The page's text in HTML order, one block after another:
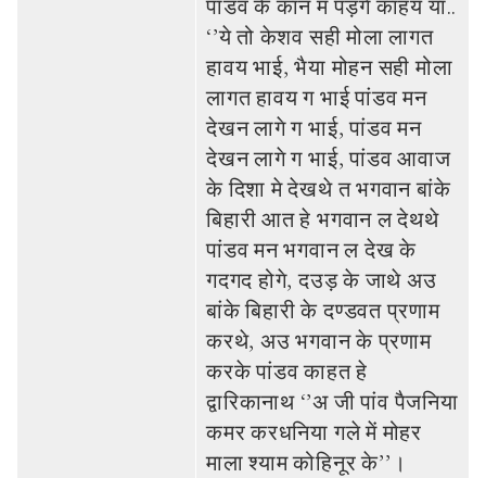
पांडव के कान म पड़गे काहय या..
‘’ये तो केशव सही मोला लागत
हावय भाई, भैया मोहन सही मोला
लागत हावय ग भाई पांडव मन
देखन लागे ग भाई, पांडव मन
देखन लागे ग भाई, पांडव आवाज
के दिशा मे देखथे त भगवान बांके
बिहारी आत हे भगवान ल देथथे
पांडव मन भगवान ल देख के
गदगद होगे, दउड़ के जाथे अउ
बांके बिहारी के दण्‍डवत प्रणाम
करथे, अउ भगवान के प्रणाम
करके पांडव काहत हे
द्वारिकानाथ ‘’अ जी पांव पैजनि‍या
कमर करधनिया गले में मोहर
माला श्‍याम कोहिनूर के’’।